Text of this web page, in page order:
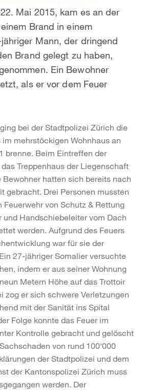
Mai 2015, kam es an der
Brand in einem
Mann, der dringend
Brand gelegt zu haben,
Ein Bewohner
als er vor dem Feuer
bei der Stadtpolizei Zürich die
mehrstöckigen Wohnhaus an
brenne. Beim Eintreffen der
Treppenhaus der Liegenschaft
Bewohner hatten sich bereits nach
gebracht. Drei Personen mussten
Feuerwehr von Schutz & Rettung
und Handschiebeleiter vom Dach
werden. Aufgrund des Feuers
war für sie der
27-jähriger Somalier versuchte
indem er aus seiner Wohnung
Metern Höhe auf das Trottoir
zog er sich schwere Verletzungen
mit der Sanität ins Spital
Folge konnte das Feuer im
Kontrolle gebracht und gelöscht
von rund 100‘000
der Stadtpolizei und dem
der Kantonspolizei Zürich muss
werden. Der